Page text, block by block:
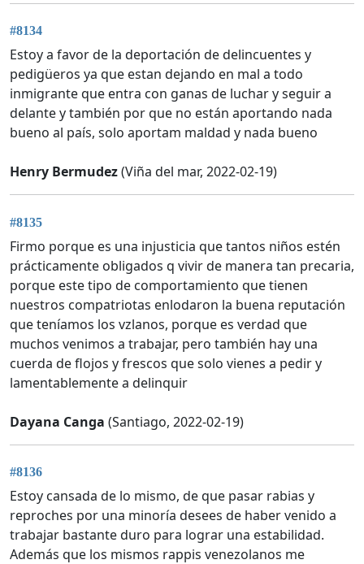
#8134
Estoy a favor de la deportación de delincuentes y
pedigüeros ya que estan dejando en mal a todo
inmigrante que entra con ganas de luchar y seguir a
delante y también por que no están aportando nada
bueno al país, solo aportam maldad y nada bueno
Henry Bermudez(Viña del mar, 2022-02-19)
#8135
Firmo porque es una injusticia que tantos niños estén
prácticamente obligados q vivir de manera tan precaria,
porque este tipo de comportamiento que tienen
nuestros compatriotas enlodaron la buena reputación
que teníamos los vzlanos, porque es verdad que
muchos venimos a trabajar, pero también hay una
cuerda de flojos y frescos que solo vienes a pedir y
lamentablemente a delinquir
Dayana Canga (Santiago, 2022-02-19)
#8136
Estoy cansada de lo mismo, de que pasar rabias y
reproches por una minoría desees de haber venido a
trabajar bastante duro para lograr una estabilidad.
Además que los mismos rappis venezolanos me